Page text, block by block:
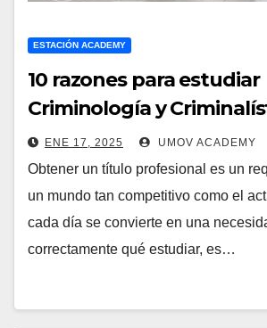
ESTACIÓN ACADEMY
10 razones para estudiar
Criminología y
ENE 17, 2025 UMOV ACADEMY
Obtener un título profesional es un
un mundo tan competitivo como el
cada día se convierte en una
correctamente qué estudiar, es…